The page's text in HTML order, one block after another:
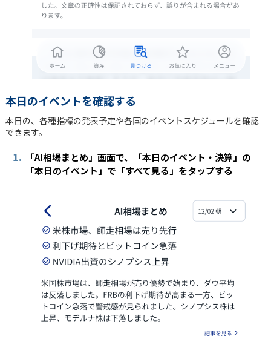
本日のイベントを確認する
本日の、各種指標の発表予定や各国のイベントスケジュールを確認
できます。
1.
「AI相場まとめ」画面で、「本日のイベント・決算」の
「本日のイベント」で「すべて見る」をタップする